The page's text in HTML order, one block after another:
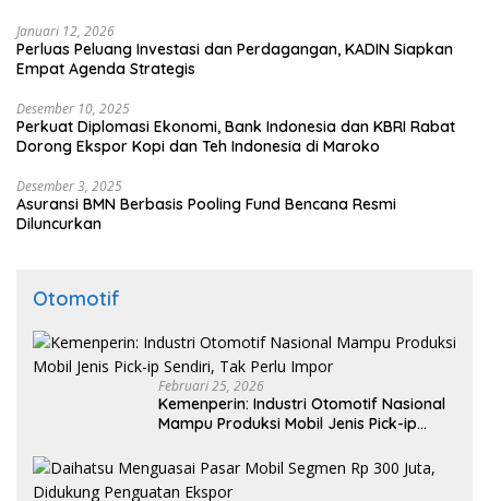
Januari 12, 2026
Perluas Peluang Investasi dan Perdagangan, KADIN Siapkan
Empat Agenda Strategis
Desember 10, 2025
Perkuat Diplomasi Ekonomi, Bank Indonesia dan KBRI Rabat
Dorong Ekspor Kopi dan Teh Indonesia di Maroko
Desember 3, 2025
Asuransi BMN Berbasis Pooling Fund Bencana Resmi
Diluncurkan
Otomotif
Februari 25, 2026
Kemenperin: Industri Otomotif Nasional
Mampu Produksi Mobil Jenis Pick-ip